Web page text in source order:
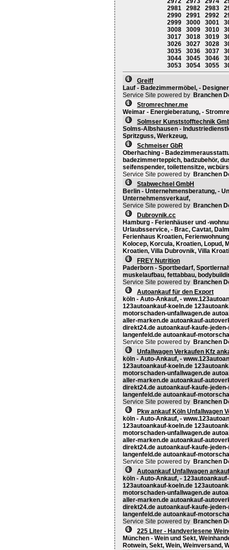
2981
2982 2983
2990
2991 2992
2999
3000 3001
3008
3009 3010
3017
3018 3019
3026
3027 3028
3035
3036 3037
3044
3045 3046
3053
3054 3055
Greiff
Lauf - Badezimmermöbel, -
Service Site powered by Branchen
Stromrechner.me
Weimar - Energieberatung, -
Solmser Kunststofftechnik
Solms-Albshausen -
Spritzguss, Werkzeug,
Schmeiser GbR
Oberhaching -
badezimmerteppich, badzubehör,
seifenspender, toilettensitze,
Service Site powered by Branchen
Stabwechsel GmbH
Berlin - Unternehmensberatung, -
Unternehmensverkauf,
Service Site powered by Branchen
Dubrovnik.cc
Hamburg - Ferienhäuser und -
Urlaubsservice, - Brac, Cavtat,
Ferienhaus Kroatien,
Kolocep, Korcula, Kroatien, Lopud,
Kroatien, Villa Dubrovnik, Villa
FREY Nutrition
Paderborn - Sportbedarf,
muskelaufbau, fettabbau,
Service Site powered by Branchen
Autoankauf für den Export
köln - Auto-Ankauf, -
123autoankauf-koeln.de
motorschaden-unfallwagen.de
aller-marken.de autoankauf-
direkt24.de autoankauf-kaufe-
langenfeld.de autoankauf-
Service Site powered by Branchen
Unfallwagen Verkaufen Kfz
köln - Auto-Ankauf, -
123autoankauf-koeln.de
motorschaden-unfallwagen.de
aller-marken.de autoankauf-
direkt24.de autoankauf-kaufe-
langenfeld.de autoankauf-
Service Site powered by Branchen
Pkw ankauf Köln Unfallwagen
köln - Auto-Ankauf, -
123autoankauf-koeln.de
motorschaden-unfallwagen.de
aller-marken.de autoankauf-
direkt24.de autoankauf-kaufe-
langenfeld.de autoankauf-
Service Site powered by Branchen
Autoankauf Unfallwagen
köln - Auto-Ankauf, -
123autoankauf-koeln.de
motorschaden-unfallwagen.de
aller-marken.de autoankauf-
direkt24.de autoankauf-kaufe-
langenfeld.de autoankauf-
Service Site powered by Branchen
225 Liter - Handverlesene
München - Wein und Sekt,
Rotwein, Sekt, Wein, Weinversand,